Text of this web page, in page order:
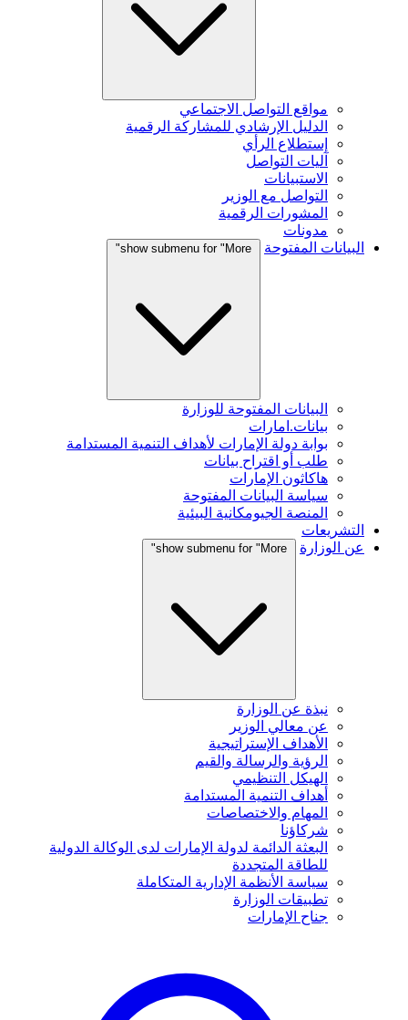
مواقع التواصل الاجتماعي
الدليل الإرشادي للمشاركة الرقمية
إستطلاع الرأي
آليات التواصل
الاستبيانات
التواصل مع الوزير
المشورات الرقمية
مدونات
البيانات المفتوحة
show submenu for "More"
البيانات المفتوحة للوزارة
بيانات.امارات
بوابة دولة الإمارات لأهداف التنمية المستدامة
طلب أو اقتراح بيانات
هاكاثون الإمارات
سياسة البيانات المفتوحة
المنصة الجيومكانية البيئية
التشريعات
عن الوزارة
show submenu for "More"
نبذة عن الوزارة
عن معالي الوزير
الأهداف الإستراتيجية
الرؤية والرسالة والقيم
الهيكل التنظيمي
أهداف التنمية المستدامة
المهام والاختصاصات
شركاؤنا
البعثة الدائمة لدولة الإمارات لدى الوكالة الدولية
للطاقة المتجددة
سياسة الأنظمة الإدارية المتكاملة
تطبيقات الوزارة
جناح الإمارات